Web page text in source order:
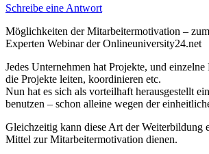
Schreibe eine Antwort
Möglichkeiten der Mitarbeitermotivation –
Experten Webinar der Onlineuniversity24.net
Jedes Unternehmen hat Projekte, und einzelne
die Projekte leiten, koordinieren etc.
Nun hat es sich als vorteilhaft herausgestellt
benutzen – schon alleine wegen der
Gleichzeitig kann diese Art der Weiterbildung
Mittel zur Mitarbeitermotivation dienen.